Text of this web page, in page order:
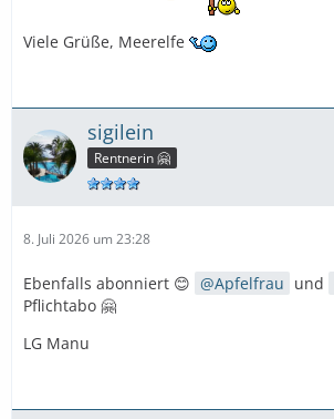
Viele Grüße, Meerelfe
sigilein
Rentnerin 🤗
8. Juli 2026 um 23:28
Ebenfalls abonniert 😊 Apfelfrau und
Pflichtabo 🤗
LG Manu